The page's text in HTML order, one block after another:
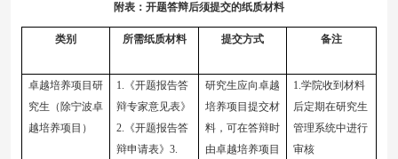
附表： 开题答辩后须提交的纸质材料
类别 所需纸质材料 提交方式 备注
卓越培养项目研
究生（除宁波卓
越培养项目）
1.《开题报告答
辩专家意见表》
2.《开题报告答
辩申请表》3.
研究生应向卓越
培养项目提交材
料 ， 可在答辩时
由卓越培养项目
1.学院收到材料
后定期在研究生
管理系统中进行
审核